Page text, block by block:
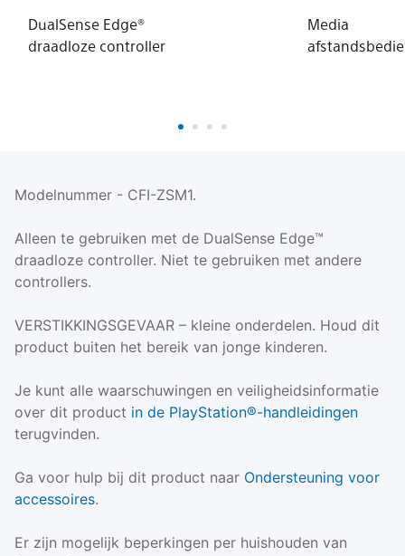
DualSense Edge®
draadloze controller
Media
Modelnummer - CFI-ZSM1.
Alleen te gebruiken met de DualSense Edge™
draadloze controller. Niet te gebruiken met andere
controllers.
VERSTIKKINGSGEVAAR – kleine onderdelen. Houd dit
product buiten het bereik van jonge kinderen.
Je kunt alle waarschuwingen en veiligheidsinformatie
over dit product in de PlayStation®-handleidingen
terugvinden.
Ga voor hulp bij dit product naar Ondersteuning voor
accessoires.
Er zijn mogelijk beperkingen per huishouden van